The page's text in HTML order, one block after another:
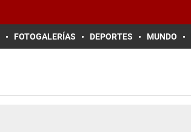
FOTOGALERÍAS DEPORTES MUNDO